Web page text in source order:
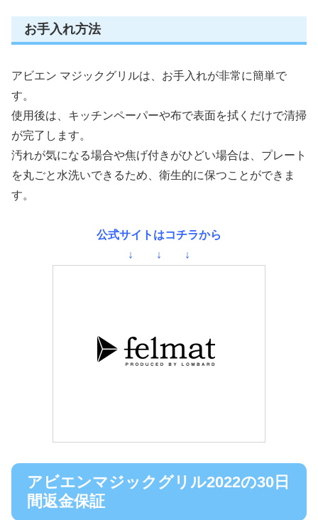
お手入れ方法
アビエン マジックグリルは、お手入れが非常に簡単で
す。
使用後は、キッチンペーパーや布で表面を拭くだけで清掃
が完了します。
汚れが気になる場合や焦げ付きがひどい場合は、プレート
を丸ごと水洗いできるため、衛生的に保つことができま
す。
公式サイトはコチラから
↓ ↓ ↓
アビエンマジックグリル2022の30日
間返金保証